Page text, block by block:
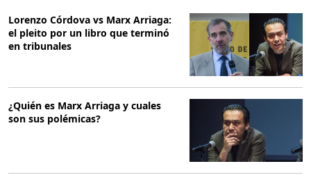
Lorenzo Córdova vs Marx Arriaga:
el pleito por un libro que terminó
en tribunales
¿Quién es Marx Arriaga y cuales
son sus polémicas?